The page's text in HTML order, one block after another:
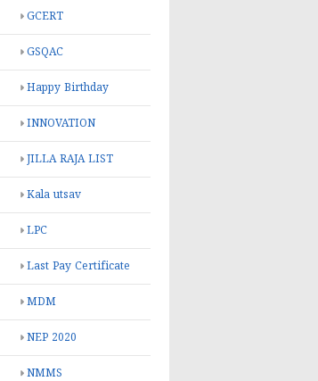
GCERT
GSQAC
Happy Birthday
INNOVATION
JILLA RAJA LIST
Kala utsav
LPC
Last Pay Certificate
MDM
NEP 2020
NMMS